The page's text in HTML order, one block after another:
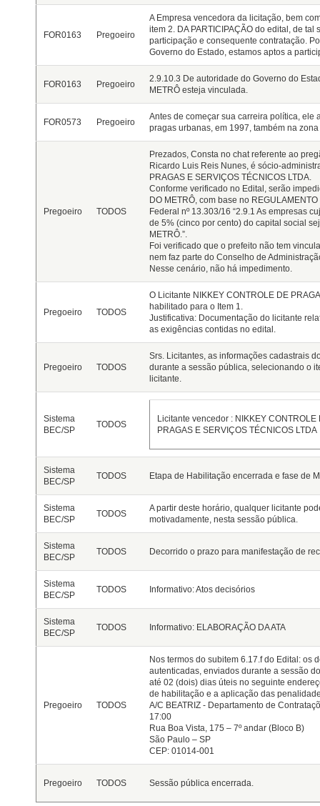
FOR0163 Pregoeiro
A Empresa vencedora da licitação, bem
item 2. DA PARTICIPAÇÃO do edital, de
participação e consequente contratação.
Governo do Estado, estamos aptos a
FOR0163 Pregoeiro
2.9.10.3 De autoridade do Governo do
METRÔ esteja vinculada.
FOR0573 Pregoeiro
Antes de começar sua carreira política, ele
pragas urbanas, em 1997, também na
Pregoeiro TODOS
Prezados, Consta no chat referente ao
Ricardo Luis Reis Nunes, é sócio-
PRAGAS E SERVIÇOS TÉCNICOS LTDA.
Conforme verificado no Edital, serão
DO METRÔ, com base no
Federal nº 13.303/16 “2.9.1 As empresas
de 5% (cinco por cento) do capital social
METRÔ.”.
Foi verificado que o prefeito não tem
nem faz parte do Conselho de
Nesse cenário, não há impedimento.
Pregoeiro TODOS
O Licitante NIKKEY CONTROLE DE
habilitado para o Item 1.
Justificativa: Documentação do licitante
as exigências contidas no edital.
Pregoeiro TODOS
Srs. Licitantes, as informações cadastrais
durante a sessão pública, selecionando o
licitante.
Sistema
BEC/SP
TODOS
Licitante vencedor : NIKKEY CONTROLE
PRAGAS E SERVIÇOS TÉCNICOS LTDA
Sistema
BEC/SP
TODOS Etapa de Habilitação encerrada e fase de
Sistema
BEC/SP
TODOS
A partir deste horário, qualquer licitante
motivadamente, nesta sessão pública.
Sistema
BEC/SP
TODOS Decorrido o prazo para manifestação de
Sistema
BEC/SP
TODOS Informativo: Atos decisórios
Sistema
BEC/SP
TODOS Informativo: ELABORAÇÃO DA ATA
Pregoeiro TODOS
Nos termos do subitem 6.17.f do Edital: os
autenticadas, enviados durante a sessão
até 02 (dois) dias úteis no seguinte
de habilitação e a aplicação das
A/C BEATRIZ - Departamento de
17:00
Rua Boa Vista, 175 – 7º andar (Bloco B)
São Paulo – SP
CEP: 01014-001
Pregoeiro TODOS Sessão pública encerrada.